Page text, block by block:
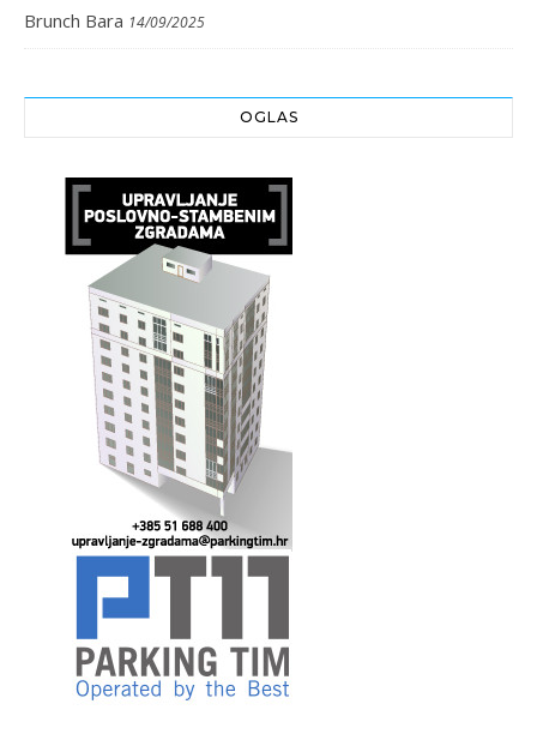
Brunch Bara 14/09/2025
OGLAS